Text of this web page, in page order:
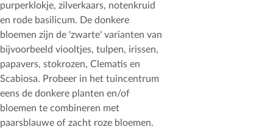
purperklokje, zilverkaars, notenkruid
en rode basilicum. De donkere
bloemen zijn de 'zwarte' varianten van
bijvoorbeeld viooltjes, tulpen, irissen,
papavers, stokrozen, Clematis en
Scabiosa. Probeer in het tuincentrum
eens de donkere planten en/of
bloemen te combineren met
paarsblauwe of zacht roze bloemen.